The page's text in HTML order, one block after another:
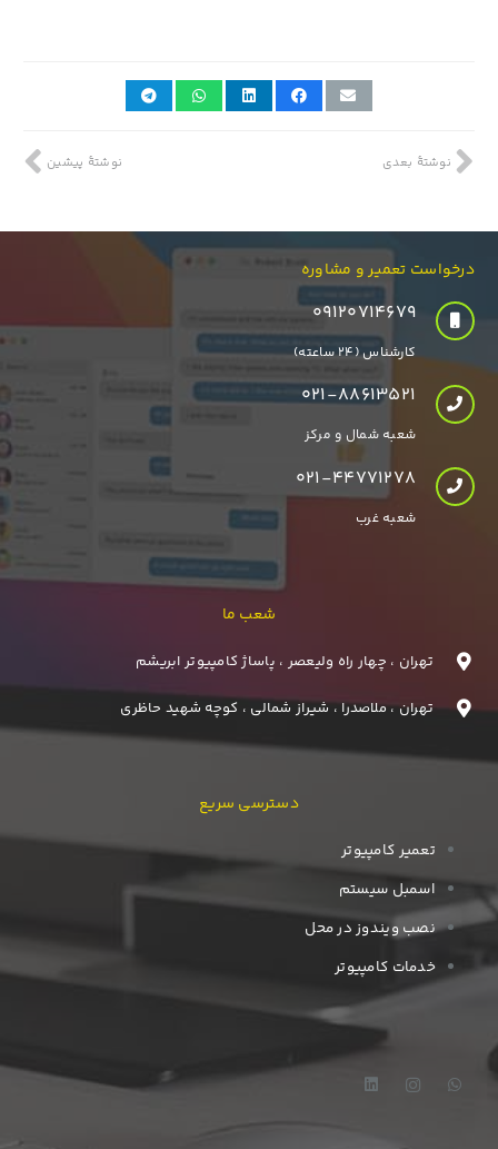
نوشتهٔ پیشین نوشتهٔ بعدی
درخواست تعمیر و مشاوره
۰۹۱۲۰۷۱۴۶۷۹
کارشناس (24 ساعته)
021-88613521
شعبه شمال و مرکز
021-44771278
شعبه غرب
شعب ما
تهران ، چهار راه ولیعصر ، پاساژ کامپیوتر ابریشم
تهران ، ملاصدرا ، شیراز شمالی ، کوچه شهید حاظری
دسترسی سریع
تعمیر کامپیوتر
اسمبل سیستم
نصب ویندوز در محل
خدمات کامپیوتر